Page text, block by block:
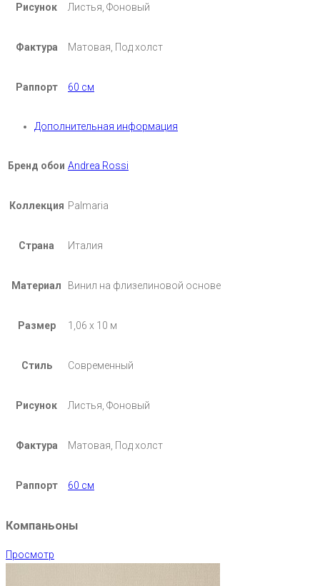
Рисунок Листья, Фоновый
Фактура Матовая, Под холст
Раппорт 60 см
Дополнительная информация
Бренд обои Andrea Rossi
Коллекция Palmaria
Страна Италия
Материал Винил на флизелиновой основе
Размер 1,06 х 10 м
Стиль Современный
Рисунок Листья, Фоновый
Фактура Матовая, Под холст
Раппорт 60 см
Компаньоны
Просмотр